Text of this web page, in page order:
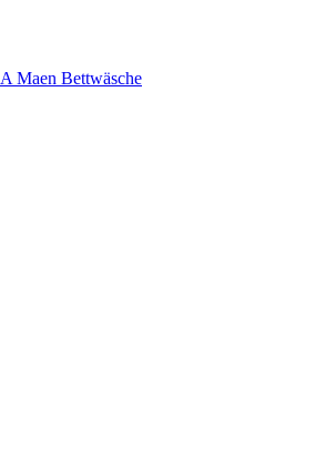
Maen Bettwäsche